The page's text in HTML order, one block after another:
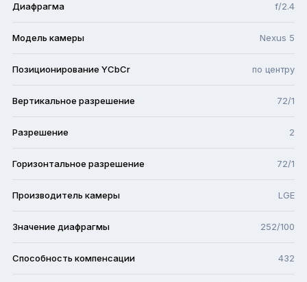
Диафрагма f/2.4
Модель камеры Nexus 5
Позиционирование YCbCr по центру
Вертикальное разрешение 72/1
Разрешение 2
Горизонтальное разрешение 72/1
Производитель камеры LGE
Значение диафрагмы 252/100
Способность компенсации 432